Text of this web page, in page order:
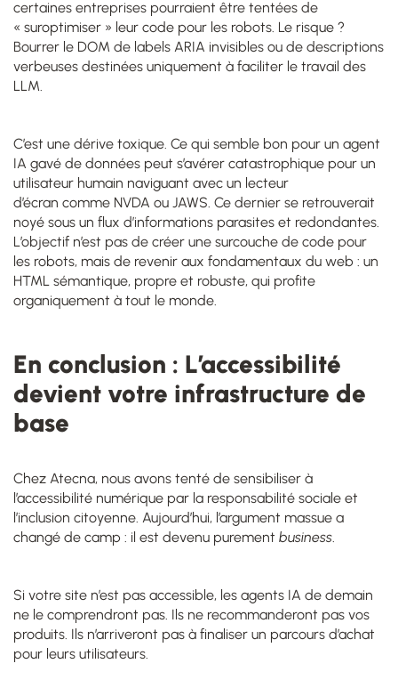
certaines entreprises pourraient être tentées de
« suroptimiser » leur code pour les robots. Le risque ?
Bourrer le DOM de labels ARIA invisibles ou de descriptions
verbeuses destinées uniquement à faciliter le travail des
LLM.
C’est une dérive toxique. Ce qui semble bon pour un agent
IA gavé de données peut s’avérer catastrophique pour un
utilisateur humain naviguant avec un lecteur
d’écran comme NVDA ou JAWS. Ce dernier se retrouverait
noyé sous un flux d’informations parasites et redondantes.
L’objectif n’est pas de créer une surcouche de code pour
les robots, mais de revenir aux fondamentaux du web : un
HTML sémantique, propre et robuste, qui profite
organiquement à tout le monde.
En conclusion : L’accessibilité
devient votre infrastructure de
base
Chez Atecna, nous avons tenté de sensibiliser à
l’accessibilité numérique par la responsabilité sociale et
l’inclusion citoyenne. Aujourd’hui, l’argument massue a
changé de camp : il est devenu purement business.
Si votre site n’est pas accessible, les agents IA de demain
ne le comprendront pas. Ils ne recommanderont pas vos
produits. Ils n’arriveront pas à finaliser un parcours d’achat
pour leurs utilisateurs.